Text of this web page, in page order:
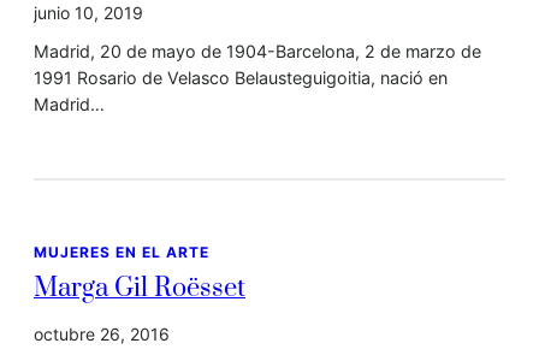
junio 10, 2019
Madrid, 20 de mayo de 1904-Barcelona, 2 de marzo de
1991 Rosario de Velasco Belausteguigoitia, nació en
Madrid…
MUJERES EN EL ARTE
Marga Gil Roësset
octubre 26, 2016